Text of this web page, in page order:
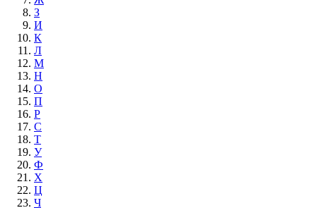
З
И
К
Л
М
Н
О
П
Р
С
Т
У
Ф
Х
Ц
Ч